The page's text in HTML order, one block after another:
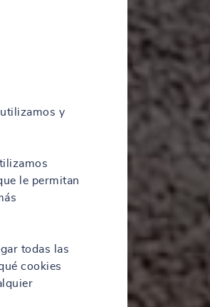
y
le permitan
todas las
cookies